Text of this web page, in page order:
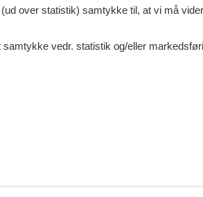
over statistik) samtykke til, at vi må
vedr. statistik og/eller